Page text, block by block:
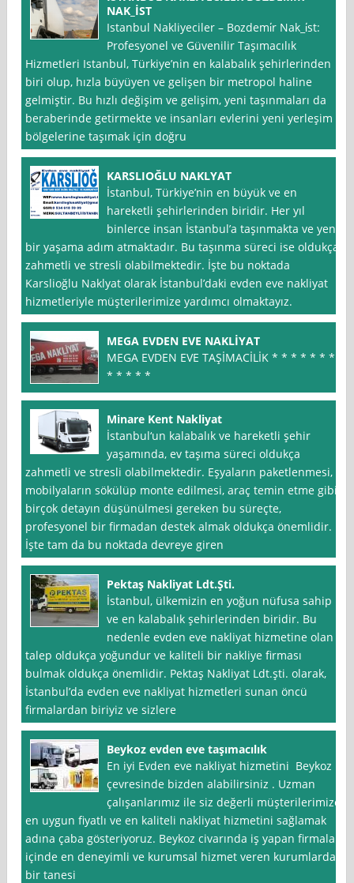
NAK_İST
Istanbul Nakliyeciler – Bozdemi̇r Nak_i̇st:
Profesyonel ve Güvenilir Taşımacılık
Hizmetleri Istanbul, Türkiye’nin en kalabalık şehirlerinden
biri olup, hızla büyüyen ve gelişen bir metropol haline
gelmiştir. Bu hızlı değişim ve gelişim, yeni taşınmaları da
beraberinde getirmekte ve insanları evlerini yeni yerleşim
bölgelerine taşımak için doğru
KARSLIOĞLU NAKLYAT
İstanbul, Türkiye’nin en büyük ve en
hareketli şehirlerinden biridir. Her yıl
binlerce insan İstanbul’a taşınmakta ve yeni
bir yaşama adım atmaktadır. Bu taşınma süreci ise oldukça
zahmetli ve stresli olabilmektedir. İşte bu noktada
Karslioğlu Naklyat olarak İstanbul’daki evden eve nakliyat
hizmetleriyle müşterilerimize yardımcı olmaktayız.
MEGA EVDEN EVE NAKLİYAT
MEGA EVDEN EVE TAŞİMACİLİK * * * * * * *
* * * * *
Minare Kent Nakliyat
İstanbul‘un kalabalık ve hareketli şehir
yaşamında, ev taşıma süreci oldukça
zahmetli ve stresli olabilmektedir. Eşyaların paketlenmesi,
mobilyaların sökülüp monte edilmesi, araç temin etme gibi
birçok detayın düşünülmesi gereken bu süreçte,
profesyonel bir firmadan destek almak oldukça önemlidir.
İşte tam da bu noktada devreye giren
Pektaş Nakliyat Ldt.Şti.
İstanbul, ülkemizin en yoğun nüfusa sahip
ve en kalabalık şehirlerinden biridir. Bu
nedenle evden eve nakliyat hizmetine olan
talep oldukça yoğundur ve kaliteli bir nakliye firması
bulmak oldukça önemlidir. Pektaş Nakliyat Ldt.şti. olarak,
İstanbul’da evden eve nakliyat hizmetleri sunan öncü
firmalardan biriyiz ve sizlere
Beykoz evden eve taşımacılık
En iyi Evden eve nakliyat hizmetini Beykoz
çevresinde bizden alabilirsiniz . Uzman
çalışanlarımız ile siz değerli müşterilerimize
en uygun fiyatlı ve en kaliteli nakliyat hizmetini sağlamak
adına çaba gösteriyoruz. Beykoz civarında iş yapan firmalar
içinde en deneyimli ve kurumsal hizmet veren kurumlardan
bir tanesi